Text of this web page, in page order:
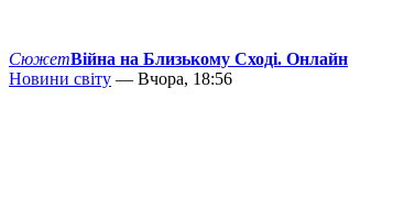
СюжетВійна на Близькому Сході. Онлайн
Новини світу — Вчора, 18:56